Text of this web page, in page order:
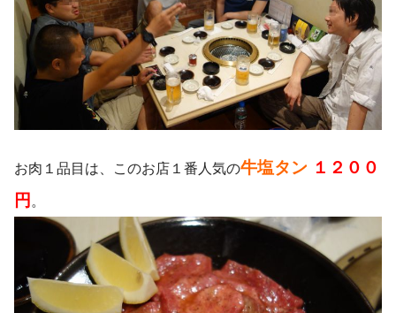
お肉１品目は、このお店１番人気の牛塩タン １２００
円 。